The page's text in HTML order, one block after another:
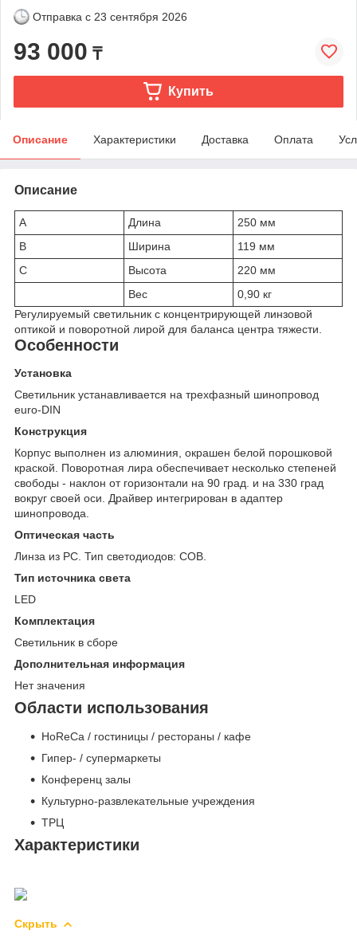
Отправка с 23 сентября 2026
93 000 ₸
Купить
Описание Характеристики Доставка Оплата
Описание
A Длина
250 мм
B
Ширина
119 мм
C
Высота
220 мм
Вес
0,90 кг
Регулируемый светильник с концентрирующей линзовой
оптикой и поворотной лирой для баланса центра тяжести.
Особенности
Установка
Светильник устанавливается на трехфазный шинопровод
euro-DIN
Конструкция
Корпус выполнен из алюминия, окрашен белой порошковой
краской. Поворотная лира обеспечивает несколько степеней
свободы - наклон от горизонтали на 90 град. и на 330 град
вокруг своей оси. Драйвер интегрирован в адаптер
шинопровода.
Оптическая часть
Линза из PC. Тип светодиодов: COB.
Тип источника света
LED
Комплектация
Светильник в сборе
Дополнительная информация
Нет значения
Области использования
HoReCa / гостиницы / рестораны / кафе
Гипер- / супермаркеты
Конференц залы
Культурно-развлекательные учреждения
ТРЦ
Характеристики
Скрыть